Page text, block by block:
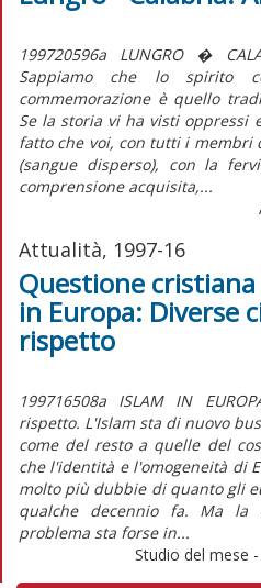
199720596a LUNGRO �
Sappiamo che lo spirito
commemorazione è quello
Se la storia vi ha visti oppressi
fatto che voi, con tutti i membri
(sangue disperso), con la
comprensione acquisita,...
Attualità, 1997-16
Questione
in Europa: Diverse
rispetto
199716508a ISLAM IN
rispetto. L'Islam sta di nuovo
come del resto a quelle del
che l'identità e l'omogeneità di
molto più dubbie di quanto gli
qualche decennio fa. Ma la
problema sta forse in...
Studio del mese